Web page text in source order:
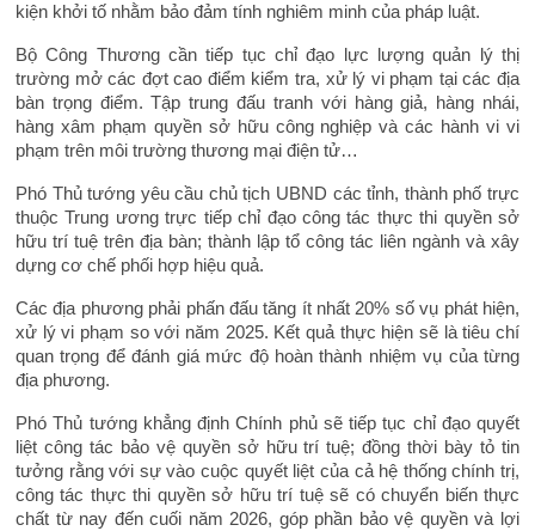
kiện khởi tố nhằm bảo đảm tính nghiêm minh của pháp luật.
Bộ Công Thương cần tiếp tục chỉ đạo lực lượng quản lý thị
trường mở các đợt cao điểm kiểm tra, xử lý vi phạm tại các địa
bàn trọng điểm. Tập trung đấu tranh với hàng giả, hàng nhái,
hàng xâm phạm quyền sở hữu công nghiệp và các hành vi vi
phạm trên môi trường thương mại điện tử…
Phó Thủ tướng yêu cầu chủ tịch UBND các tỉnh, thành phố trực
thuộc Trung ương trực tiếp chỉ đạo công tác thực thi quyền sở
hữu trí tuệ trên địa bàn; thành lập tổ công tác liên ngành và xây
dựng cơ chế phối hợp hiệu quả.
Các địa phương phải phấn đấu tăng ít nhất 20% số vụ phát hiện,
xử lý vi phạm so với năm 2025. Kết quả thực hiện sẽ là tiêu chí
quan trọng để đánh giá mức độ hoàn thành nhiệm vụ của từng
địa phương.
Phó Thủ tướng khẳng định Chính phủ sẽ tiếp tục chỉ đạo quyết
liệt công tác bảo vệ quyền sở hữu trí tuệ; đồng thời bày tỏ tin
tưởng rằng với sự vào cuộc quyết liệt của cả hệ thống chính trị,
công tác thực thi quyền sở hữu trí tuệ sẽ có chuyển biến thực
chất từ nay đến cuối năm 2026, góp phần bảo vệ quyền và lợi